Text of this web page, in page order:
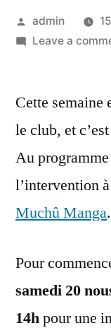
Posted
by
admin
Leave a
Cette semaine
le club, et
Au
l’intervention
Muchû Manga.
Pour
samedi 20
14hpour une